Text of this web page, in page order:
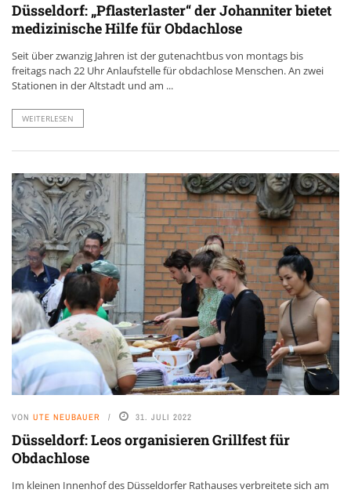
Düsseldorf: „Pflasterlaster“ der Johanniter bietet
medizinische Hilfe für Obdachlose
Seit über zwanzig Jahren ist der gutenachtbus von montags bis
freitags nach 22 Uhr Anlaufstelle für obdachlose Menschen. An zwei
Stationen in der Altstadt und am ...
WEITERLESEN
VON UTE NEUBAUER 31. JULI 2022
Düsseldorf: Leos organisieren Grillfest für
Obdachlose
Im kleinen Innenhof des Düsseldorfer Rathauses verbreitete sich am